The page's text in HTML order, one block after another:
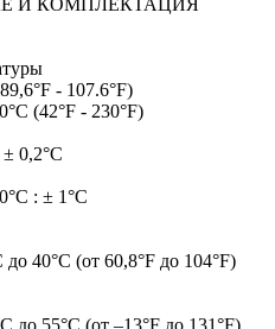
- 107.6°F)
(42°F - 230°F)
0,2°C
: ± 1°C
40°C (от 60,8°F до 104°F)
до 55°C (от –13°F до 131°F)